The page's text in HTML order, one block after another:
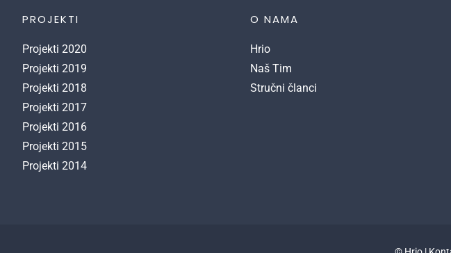
PROJEKTI
Projekti 2020
Projekti 2019
Projekti 2018
Projekti 2017
Projekti 2016
Projekti 2015
Projekti 2014
O NAMA
Hrio
Naš Tim
Stručni članci